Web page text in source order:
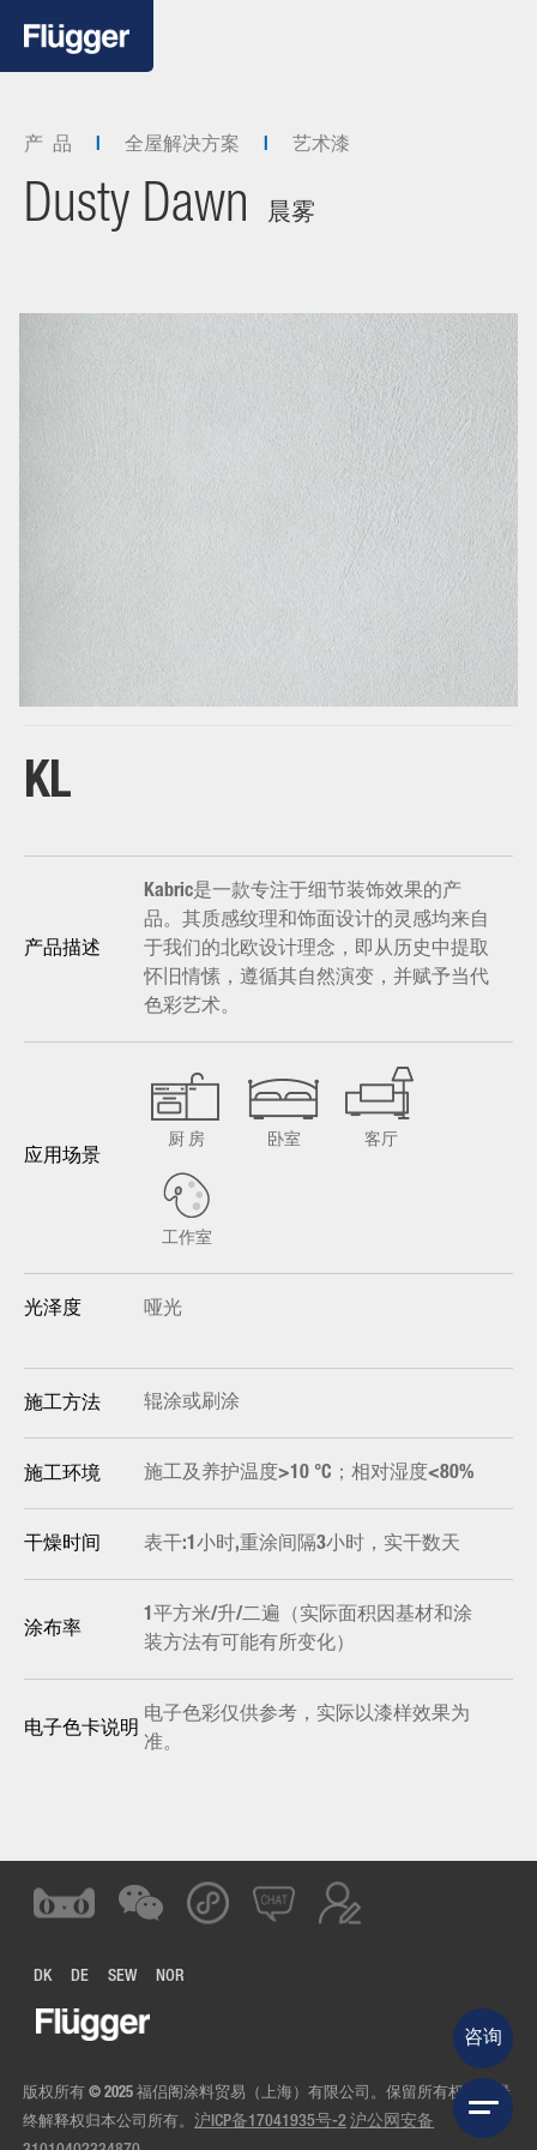
产 品 全屋解决方案 艺术漆
Dusty Dawn 晨雾
KL
产品描述
Kabric是一款专注于细节装饰效果的产
品。其质感纹理和饰面设计的灵感均来自
于我们的北欧设计理念，即从历史中提取
怀旧情愫，遵循其自然演变，并赋予当代
色彩艺术。
应用场景
厨 房 卧室 客厅
工作室
光泽度 哑光
施工方法 辊涂或刷涂
施工环境 施工及养护温度>10 °C；相对湿度<80%
干燥时间 表干:1小时,重涂间隔3小时，实干数天
涂布率
1平方米/升/二遍（实际面积因基材和涂
装方法有可能有所变化）
电子色卡说明
电子色彩仅供参考，实际以漆样效果为
准。
DK DE SEW NOR
版权所有 © 2025 福侣阁涂料贸易（上海）有限公司。保留所有权利。最
终解释权归本公司所有。沪ICP备17041935号-2 沪公网安备
咨询